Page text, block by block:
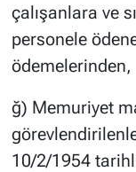
çalışanlara ve
personele
ödemelerinden,
ğ) Memuriyet
10/2/1954